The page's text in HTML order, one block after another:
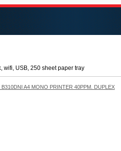
wifi, USB, 250 sheet paper tray
B310DNI A4 MONO PRINTER 40PPM. DUPLEX